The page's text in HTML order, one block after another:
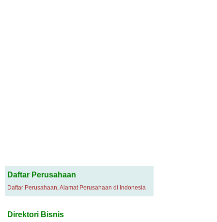
Daftar Perusahaan
Daftar Perusahaan, Alamat Perusahaan di Indonesia
Direktori Bisnis